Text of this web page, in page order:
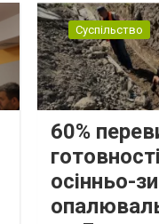
Суспільство
60%
осінньо-